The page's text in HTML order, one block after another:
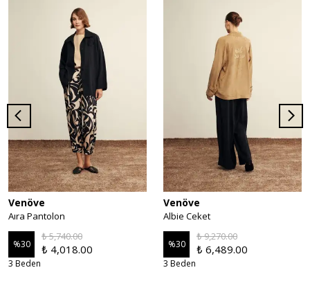
Venöve
Aıra Pantolon
%30
₺ 5,740.00
₺ 4,018.00
3 Beden
Venöve
Albie Ceket
%30
₺ 9,270.00
₺ 6,489.00
3 Beden